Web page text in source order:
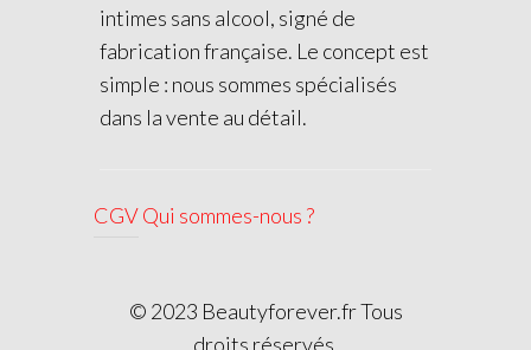
intimes sans alcool, signé de
fabrication française. Le concept est
simple : nous sommes spécialisés
dans la vente au détail.
CGVQui sommes-nous ?
© 2023 Beautyforever.fr Tous
droits réservés.